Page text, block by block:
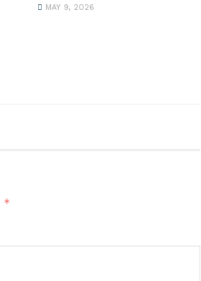
MAY 9, 2026
*